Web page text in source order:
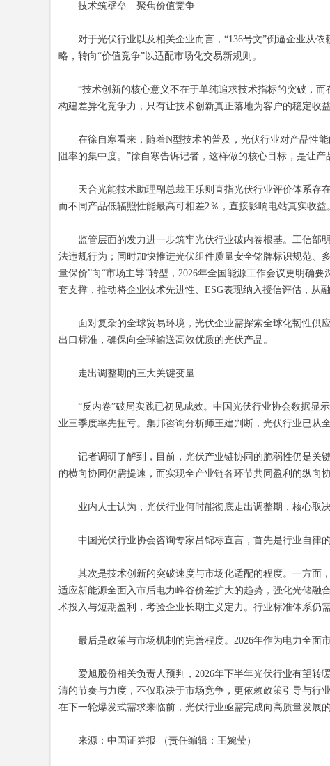
技术筑壁垒 聚焦价值竞争
对于光伏行业以及相关企业而言，“136号文”倒逼企业从依
略，转向“价值竞争”以适配市场化交易新规则。
“技术创新的核心意义不在于单纯追求技术指标的突破，而
构建差异化竞争力，只有让技术创新真正落地为客户的稳定收
在徐自寒看来，随着N型技术的普及，光伏行业对产品性能
阻率的集中度。”徐自寒告诉记者，这样做的核心目标，是让
天合光能技术助理副总裁王乐则直指光伏行业评价体系存在
而不同产品低辐照性能最高可相差2％，直接影响电站真实收
监管层面的发力进一步筑牢光伏行业破内卷根基。工信部明
法违规行为；同时加快推进光伏组件质量安全铭牌标识规范、
量保价”向“市场主导”转型，2026年全国能源工作会议更明确
套支撑，推动将企业技术先进性、ESG表现纳入授信评估，从
面对复杂的全球贸易环境，光伏企业需探索全球化韧性供应
出口标准，确保向全球输送高效优质的光伏产品。
走出调整期的三大关键变量
“反内卷”破局实践已初见成效。中国光伏行业协会数据显示
业三季度率先扭亏。集邦咨询分析师王建判断，光伏行业已从
记者调研了解到，目前，光伏产业链协同的脆弱性仍是关键
的横向协同仍需提速，而实现全产业链各环节共同盈利的纵向
业内人士认为，光伏行业何时能彻底走出调整期，核心取决
中国光伏行业协会咨询专家吕锦标直言，首先是行业自律的
其次是技术创新的突破速度与市场化适配的程度。一方面，
适应新能源全面入市后电力峰谷价差扩大的趋势，强化光储融
术投入与短期盈利，考验企业长期主义定力。行业标准体系仍
最后是政策与市场机制的完善程度。2026年作为电力全面市
爱旭股份相关负责人预判，2026年下半年光伏行业有望转
清的节奏与力度，不仅取决于市场竞争，更依赖政策引导与
在下一轮爆发式需求来临前，光伏行业亟需完成向高质量发展
来源：中国证券报 （责任编辑：王婉莹）